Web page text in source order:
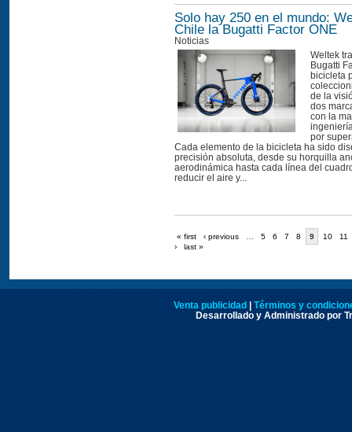
Solo hay 250 en el mundo:
Chile la Bugatti Factor ONE
Noticias
Weltek
Bugatti
bicicleta
de la
dos
con la
por
Cada elemento de la bicicleta ha sido
precisión absoluta, desde su horquilla
aerodinámica hasta cada línea del
reducir el aire y...
« first ‹ previous … 5 6 7 8 9 10
11
›
last »
Venta publicidad
Términos y
Desarrollado y Administrado por